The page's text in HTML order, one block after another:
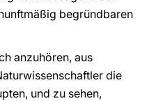
begründbaren
anzuhören, aus
die
und zu sehen,